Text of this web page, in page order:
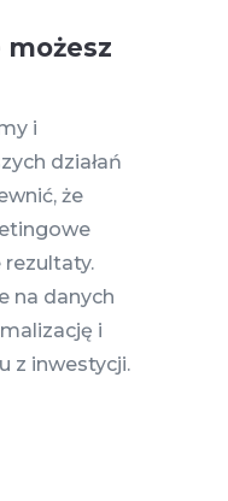
i
działań
że
na danych
i
z inwestycji.